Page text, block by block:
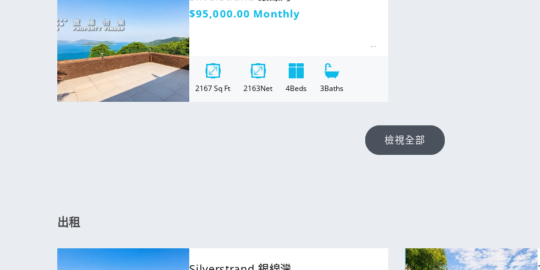
定
$95,000.00 Monthly
2167Sq Ft 2163Net 4Beds 3Baths
檢視全部
出租
For Rent For Rent